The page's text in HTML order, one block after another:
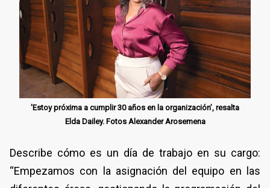
'Estoy próxima a cumplir 30 años en la organización’, resalta
Elda Dailey. Fotos Alexander Arosemena
Describe cómo es un día de trabajo en su cargo:
“Empezamos con la asignación del equipo en las